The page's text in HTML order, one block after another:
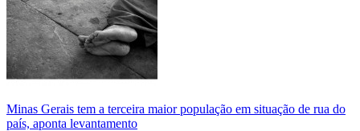
Minas Gerais tem a terceira maior população em situação de rua do
país, aponta levantamento